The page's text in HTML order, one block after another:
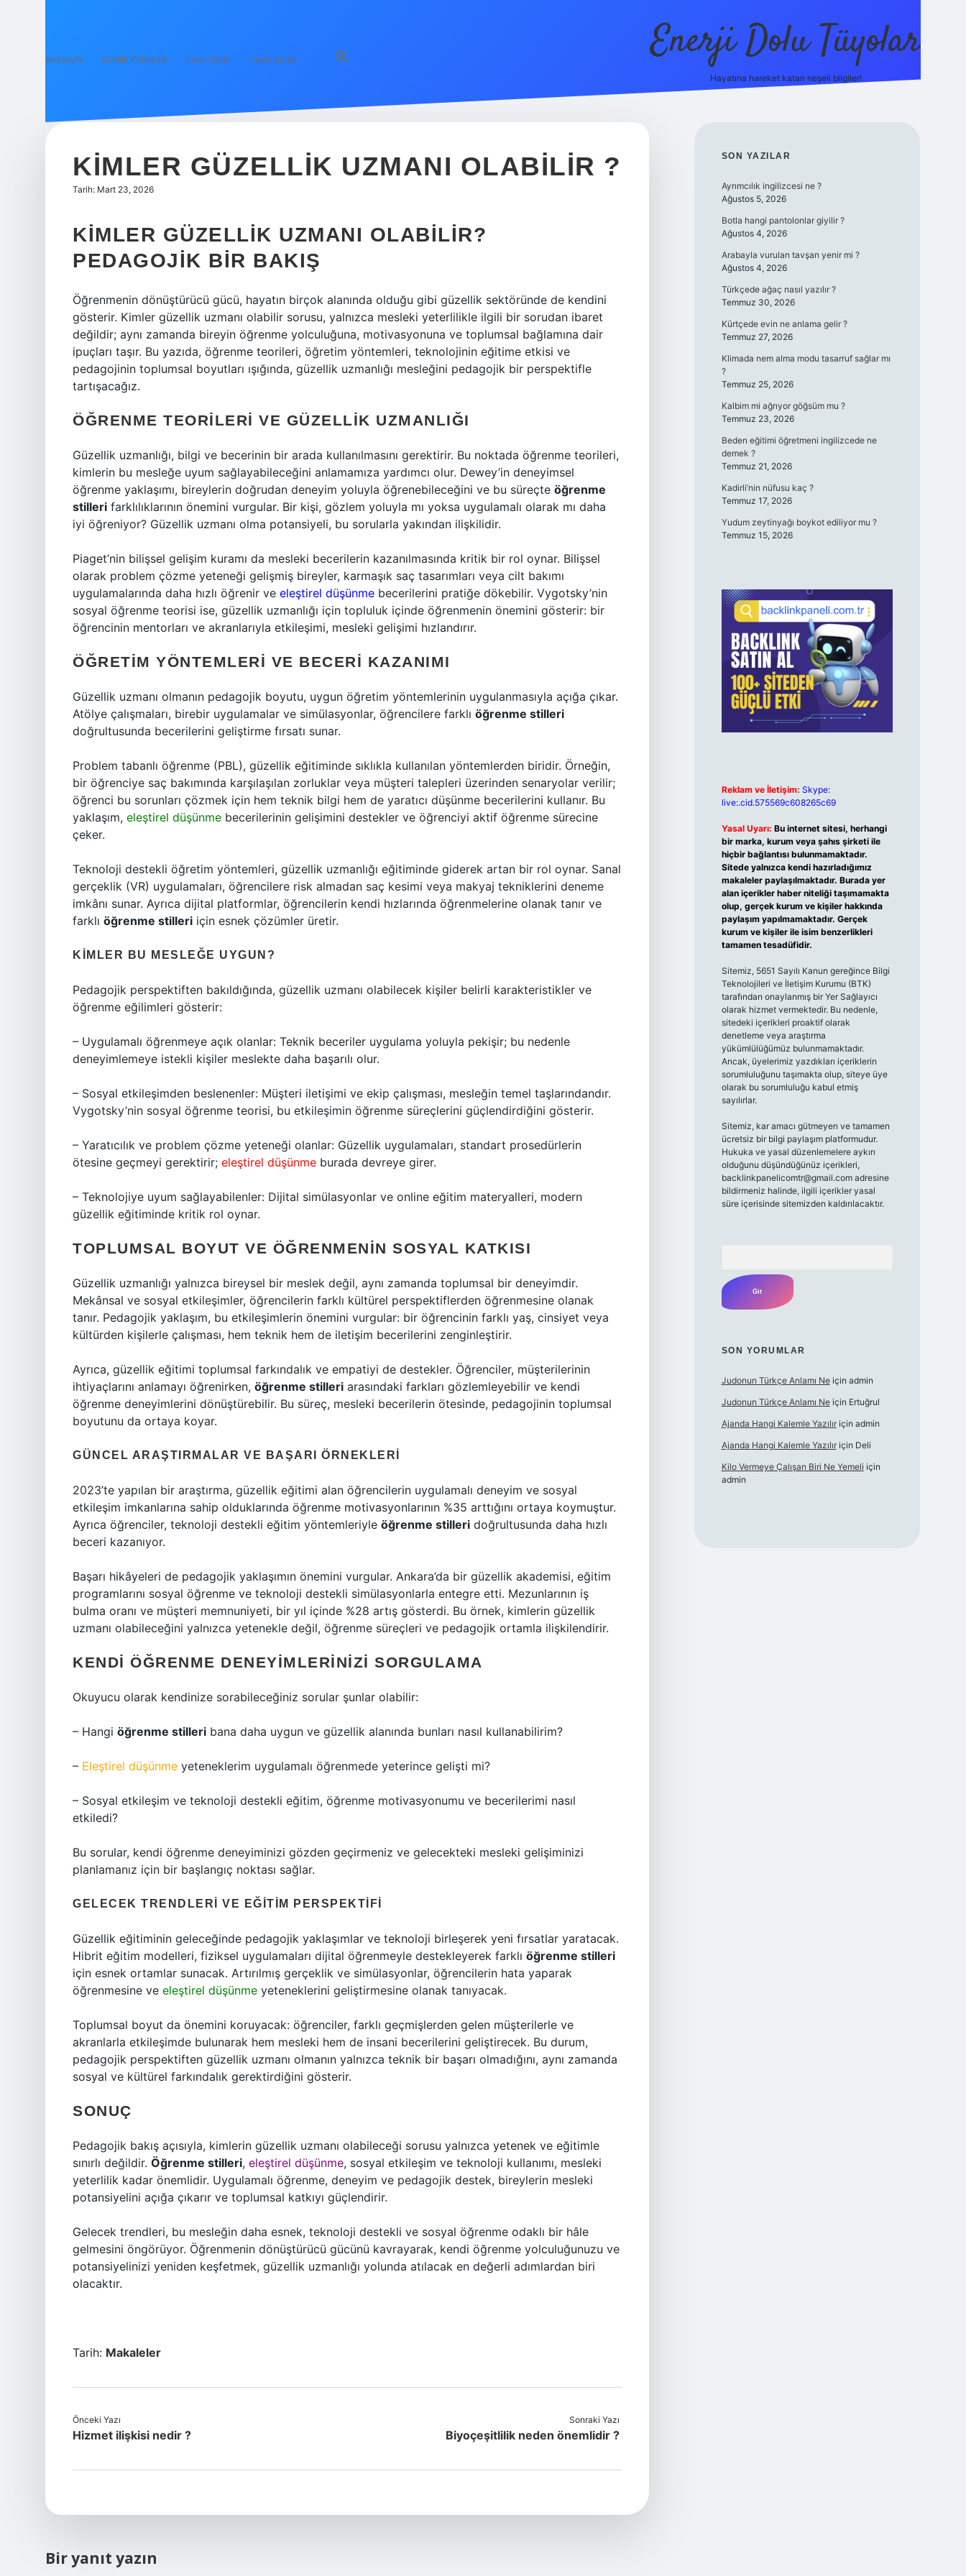
Anasayfa Gizlilik Politikası Yasal Uyarı Hakkımızda Enerji Dolu Tüyolar
Hayatına hareket katan neşeli bilgiler!
KIMLER GÜZELLIK UZMANI OLABILIR ?
Tarih: Mart 23, 2026
KIMLER GÜZELLIK UZMANI OLABILIR?
PEDAGOJIK BIR BAKIŞ
Öğrenmenin dönüştürücü gücü, hayatın birçok alanında olduğu gibi güzellik sektöründe de kendini
gösterir. Kimler güzellik uzmanı olabilir sorusu, yalnızca mesleki yeterlilikle ilgili bir sorudan ibaret
değildir; aynı zamanda bireyin öğrenme yolculuğuna, motivasyonuna ve toplumsal bağlamına dair
ipuçları taşır. Bu yazıda, öğrenme teorileri, öğretim yöntemleri, teknolojinin eğitime etkisi ve
pedagojinin toplumsal boyutları ışığında, güzellik uzmanlığı mesleğini pedagojik bir perspektifle
tartışacağız.
ÖĞRENME TEORILERI VE GÜZELLIK UZMANLIĞI
Güzellik uzmanlığı, bilgi ve becerinin bir arada kullanılmasını gerektirir. Bu noktada öğrenme teorileri,
kimlerin bu mesleğe uyum sağlayabileceğini anlamamıza yardımcı olur. Dewey’in deneyimsel
öğrenme yaklaşımı, bireylerin doğrudan deneyim yoluyla öğrenebileceğini ve bu süreçte öğrenme
stilleri farklılıklarının önemini vurgular. Bir kişi, gözlem yoluyla mı yoksa uygulamalı olarak mı daha
iyi öğreniyor? Güzellik uzmanı olma potansiyeli, bu sorularla yakından ilişkilidir.
Piaget’nin bilişsel gelişim kuramı da mesleki becerilerin kazanılmasında kritik bir rol oynar. Bilişsel
olarak problem çözme yeteneği gelişmiş bireyler, karmaşık saç tasarımları veya cilt bakımı
uygulamalarında daha hızlı öğrenir ve eleştirel düşünme becerilerini pratiğe dökebilir. Vygotsky’nin
sosyal öğrenme teorisi ise, güzellik uzmanlığı için topluluk içinde öğrenmenin önemini gösterir: bir
öğrencinin mentorları ve akranlarıyla etkileşimi, mesleki gelişimi hızlandırır.
ÖĞRETIM YÖNTEMLERI VE BECERI KAZANIMI
Güzellik uzmanı olmanın pedagojik boyutu, uygun öğretim yöntemlerinin uygulanmasıyla açığa çıkar.
Atölye çalışmaları, birebir uygulamalar ve simülasyonlar, öğrencilere farklı öğrenme stilleri
doğrultusunda becerilerini geliştirme fırsatı sunar.
Problem tabanlı öğrenme (PBL), güzellik eğitiminde sıklıkla kullanılan yöntemlerden biridir. Örneğin,
bir öğrenciye saç bakımında karşılaşılan zorluklar veya müşteri talepleri üzerinden senaryolar verilir;
öğrenci bu sorunları çözmek için hem teknik bilgi hem de yaratıcı düşünme becerilerini kullanır. Bu
yaklaşım, eleştirel düşünme becerilerinin gelişimini destekler ve öğrenciyi aktif öğrenme sürecine
çeker.
Teknoloji destekli öğretim yöntemleri, güzellik uzmanlığı eğitiminde giderek artan bir rol oynar. Sanal
gerçeklik (VR) uygulamaları, öğrencilere risk almadan saç kesimi veya makyaj tekniklerini deneme
imkânı sunar. Ayrıca dijital platformlar, öğrencilerin kendi hızlarında öğrenmelerine olanak tanır ve
farklı öğrenme stilleri için esnek çözümler üretir.
KIMLER BU MESLEĞE UYGUN?
Pedagojik perspektiften bakıldığında, güzellik uzmanı olabilecek kişiler belirli karakteristikler ve
öğrenme eğilimleri gösterir:
– Uygulamalı öğrenmeye açık olanlar: Teknik beceriler uygulama yoluyla pekişir; bu nedenle
deneyimlemeye istekli kişiler meslekte daha başarılı olur.
– Sosyal etkileşimden beslenenler: Müşteri iletişimi ve ekip çalışması, mesleğin temel taşlarındandır.
Vygotsky’nin sosyal öğrenme teorisi, bu etkileşimin öğrenme süreçlerini güçlendirdiğini gösterir.
– Yaratıcılık ve problem çözme yeteneği olanlar: Güzellik uygulamaları, standart prosedürlerin
ötesine geçmeyi gerektirir; eleştirel düşünme burada devreye girer.
– Teknolojiye uyum sağlayabilenler: Dijital simülasyonlar ve online eğitim materyalleri, modern
güzellik eğitiminde kritik rol oynar.
TOPLUMSAL BOYUT VE ÖĞRENMENIN SOSYAL KATKISI
Güzellik uzmanlığı yalnızca bireysel bir meslek değil, aynı zamanda toplumsal bir deneyimdir.
Mekânsal ve sosyal etkileşimler, öğrencilerin farklı kültürel perspektiflerden öğrenmesine olanak
tanır. Pedagojik yaklaşım, bu etkileşimlerin önemini vurgular: bir öğrencinin farklı yaş, cinsiyet veya
kültürden kişilerle çalışması, hem teknik hem de iletişim becerilerini zenginleştirir.
Ayrıca, güzellik eğitimi toplumsal farkındalık ve empatiyi de destekler. Öğrenciler, müşterilerinin
ihtiyaçlarını anlamayı öğrenirken, öğrenme stilleri arasındaki farkları gözlemleyebilir ve kendi
öğrenme deneyimlerini dönüştürebilir. Bu süreç, mesleki becerilerin ötesinde, pedagojinin toplumsal
boyutunu da ortaya koyar.
GÜNCEL ARAŞTIRMALAR VE BAŞARI ÖRNEKLERI
2023’te yapılan bir araştırma, güzellik eğitimi alan öğrencilerin uygulamalı deneyim ve sosyal
etkileşim imkanlarına sahip olduklarında öğrenme motivasyonlarının %35 arttığını ortaya koymuştur.
Ayrıca öğrenciler, teknoloji destekli eğitim yöntemleriyle öğrenme stilleri doğrultusunda daha hızlı
beceri kazanıyor.
Başarı hikâyeleri de pedagojik yaklaşımın önemini vurgular. Ankara’da bir güzellik akademisi, eğitim
programlarını sosyal öğrenme ve teknoloji destekli simülasyonlarla entegre etti. Mezunlarının iş
bulma oranı ve müşteri memnuniyeti, bir yıl içinde %28 artış gösterdi. Bu örnek, kimlerin güzellik
uzmanı olabileceğini yalnızca yetenekle değil, öğrenme süreçleri ve pedagojik ortamla ilişkilendirir.
KENDI ÖĞRENME DENEYIMLERINIZI SORGULAMA
Okuyucu olarak kendinize sorabileceğiniz sorular şunlar olabilir:
– Hangi öğrenme stilleri bana daha uygun ve güzellik alanında bunları nasıl kullanabilirim?
– Eleştirel düşünme yeteneklerim uygulamalı öğrenmede yeterince gelişti mi?
– Sosyal etkileşim ve teknoloji destekli eğitim, öğrenme motivasyonumu ve becerilerimi nasıl
etkiledi?
Bu sorular, kendi öğrenme deneyiminizi gözden geçirmeniz ve gelecekteki mesleki gelişiminizi
planlamanız için bir başlangıç noktası sağlar.
GELECEK TRENDLERI VE EĞITIM PERSPEKTIFI
Güzellik eğitiminin geleceğinde pedagojik yaklaşımlar ve teknoloji birleşerek yeni fırsatlar yaratacak.
Hibrit eğitim modelleri, fiziksel uygulamaları dijital öğrenmeyle destekleyerek farklı öğrenme stilleri
için esnek ortamlar sunacak. Artırılmış gerçeklik ve simülasyonlar, öğrencilerin hata yaparak
öğrenmesine ve eleştirel düşünme yeteneklerini geliştirmesine olanak tanıyacak.
Toplumsal boyut da önemini koruyacak: öğrenciler, farklı geçmişlerden gelen müşterilerle ve
akranlarla etkileşimde bulunarak hem mesleki hem de insani becerilerini geliştirecek. Bu durum,
pedagojik perspektiften güzellik uzmanı olmanın yalnızca teknik bir başarı olmadığını, aynı zamanda
sosyal ve kültürel farkındalık gerektirdiğini gösterir.
SONUÇ
Pedagojik bakış açısıyla, kimlerin güzellik uzmanı olabileceği sorusu yalnızca yetenek ve eğitimle
sınırlı değildir. Öğrenme stilleri, eleştirel düşünme, sosyal etkileşim ve teknoloji kullanımı, mesleki
yeterlilik kadar önemlidir. Uygulamalı öğrenme, deneyim ve pedagojik destek, bireylerin mesleki
potansiyelini açığa çıkarır ve toplumsal katkıyı güçlendirir.
Gelecek trendleri, bu mesleğin daha esnek, teknoloji destekli ve sosyal öğrenme odaklı bir hâle
gelmesini öngörüyor. Öğrenmenin dönüştürücü gücünü kavrayarak, kendi öğrenme yolculuğunuzu ve
potansiyelinizi yeniden keşfetmek, güzellik uzmanlığı yolunda atılacak en değerli adımlardan biri
olacaktır.
Tarih: Makaleler
Önceki Yazı
Hizmet ilişkisi nedir ?
Sonraki Yazı
Biyoçeşitlilik neden önemlidir ?
Bir yanıt yazın
SIDEBAR
SON YAZILAR
Ayrımcılık ingilizcesi ne ?
Ağustos 5, 2026
Botla hangi pantolonlar giyilir ?
Ağustos 4, 2026
Arabayla vurulan tavşan yenir mi ?
Ağustos 4, 2026
Türkçede ağaç nasıl yazılır ?
Temmuz 30, 2026
Kürtçede evin ne anlama gelir ?
Temmuz 27, 2026
Klimada nem alma modu tasarruf sağlar mı
?
Temmuz 25, 2026
Kalbim mi ağrıyor göğsüm mu ?
Temmuz 23, 2026
Beden eğitimi öğretmeni ingilizcede ne
demek ?
Temmuz 21, 2026
Kadirli’nin nüfusu kaç ?
Temmuz 17, 2026
Yudum zeytinyağı boykot ediliyor mu ?
Temmuz 15, 2026
Reklam ve İletişim: Skype:
live:.cid.575569c608265c69
Yasal Uyarı: Bu internet sitesi, herhangi
bir marka, kurum veya şahıs şirketi ile
hiçbir bağlantısı bulunmamaktadır.
Sitede yalnızca kendi hazırladığımız
makaleler paylaşılmaktadır. Burada yer
alan içerikler haber niteliği taşımamakta
olup, gerçek kurum ve kişiler hakkında
paylaşım yapılmamaktadır. Gerçek
kurum ve kişiler ile isim benzerlikleri
tamamen tesadüfidir.
Sitemiz, 5651 Sayılı Kanun gereğince Bilgi
Teknolojileri ve İletişim Kurumu (BTK)
tarafından onaylanmış bir Yer Sağlayıcı
olarak hizmet vermektedir. Bu nedenle,
sitedeki içerikleri proaktif olarak
denetleme veya araştırma
yükümlülüğümüz bulunmamaktadır.
Ancak, üyelerimiz yazdıkları içeriklerin
sorumluluğunu taşımakta olup, siteye üye
olarak bu sorumluluğu kabul etmiş
sayılırlar.
Sitemiz, kar amacı gütmeyen ve tamamen
ücretsiz bir bilgi paylaşım platformudur.
Hukuka ve yasal düzenlemelere aykırı
olduğunu düşündüğünüz içerikleri,
backlinkpanelicomtr@gmail.comadresine
bildirmeniz halinde, ilgili içerikler yasal
süre içerisinde sitemizden kaldırılacaktır.
SON YORUMLAR
Judonun Türkçe Anlamı Neiçin admin
Judonun Türkçe Anlamı Neiçin Ertuğrul
Ajanda Hangi Kalemle Yazılıriçin admin
Ajanda Hangi Kalemle Yazılıriçin Deli
Kilo Vermeye Çalışan Biri Ne Yemeli için
admin